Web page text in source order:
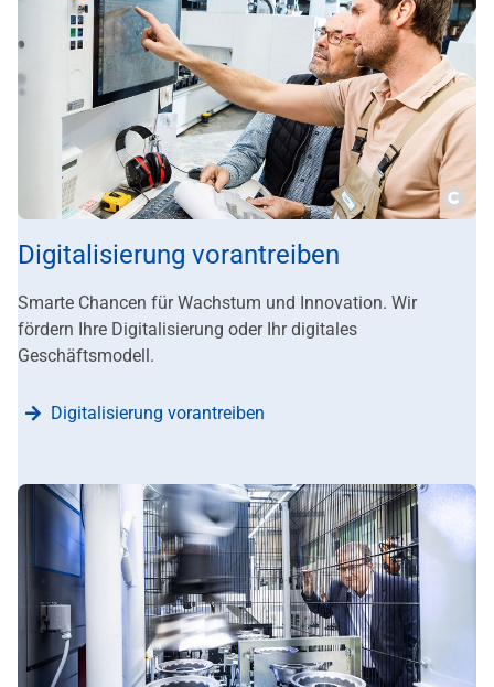
Digitalisierung vorantreiben
Smarte Chancen für Wachstum und Innovation. Wir
fördern Ihre Digitalisierung oder Ihr digitales
Geschäftsmodell.
Digitalisierung vorantreiben